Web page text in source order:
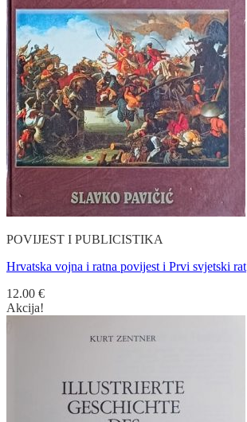
POVIJEST I PUBLICISTIKA
Hrvatska vojna i ratna povijest i Prvi svjetski rat
12.00 €
Akcija!